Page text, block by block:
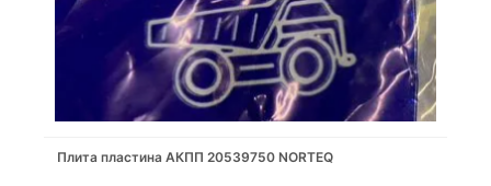
Плита пластина АКПП 20539750 NORTEQ